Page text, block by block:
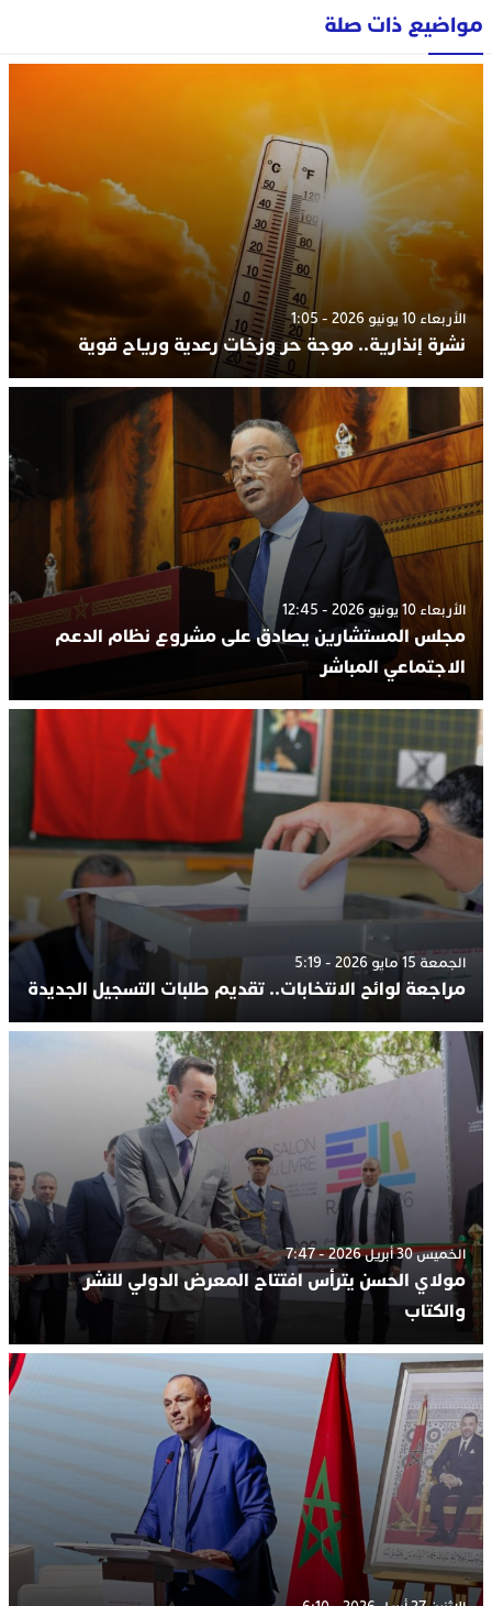
مواضيع ذات صلة
الأربعاء 10 يونيو 2026 - 1:05
نشرة إنذارية.. موجة حر وزخات رعدية ورياح قوية
الأربعاء 10 يونيو 2026 - 12:45
مجلس المستشارين يصادق على مشروع نظام الدعم
الاجتماعي المباشر
الجمعة 15 مايو 2026 - 5:19
مراجعة لوائح الانتخابات.. تقديم طلبات التسجيل الجديدة
الخميس 30 أبريل 2026 - 7:47
مولاي الحسن يترأس افتتاح المعرض الدولي للنشر
والكتاب